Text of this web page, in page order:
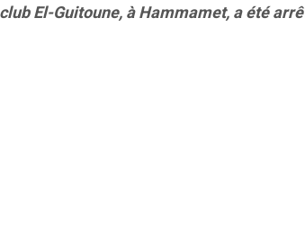
El-Guitoune, à Hammamet, a été